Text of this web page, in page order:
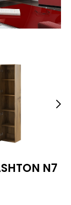
N7